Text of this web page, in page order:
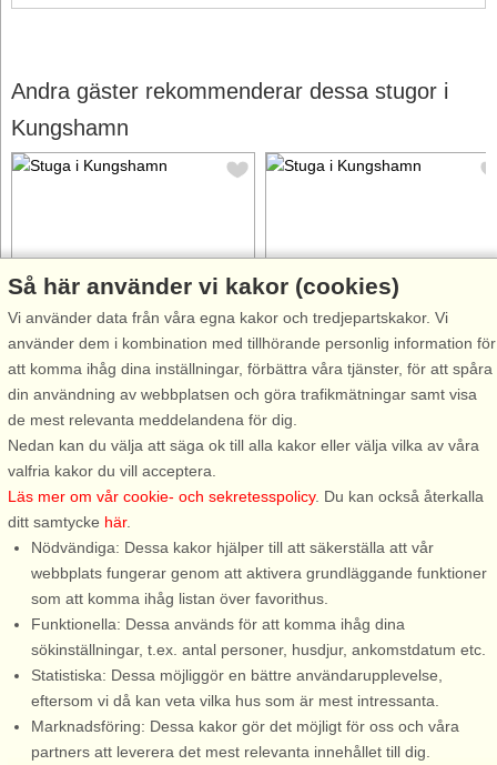
Andra gäster rekommenderar dessa stugor i
Kungshamn
Stugnr: 54620
Kungshamn
4 personer, 50 m²
700 m till sjö/hav:.
Nyrenoverat boende nära
centrum, salta bad och
sjöbodsmiljöer. Välkommen till
denna helt
nyrenoverade(2022), fräscha
och centralt belägna lägenhet
med egen entré som är en del
av en villa. Lugnt läge och ...
från 4.648 SEK
Stugnr: 62980
Kungshamn
6 personer, 100 m²
700 m till sjö/hav:.
Boende nära centrum, salta
och sjöbodsmiljöer Välkommen
belägna villa i soligt och lugnt
Kungshamns idrotts och
lekparksområde med bl ...
från 7.748 SEK
Så här använder vi kakor (cookies)
Vi använder data från våra egna kakor och tredjepartskakor. Vi
använder dem i kombination med tillhörande personlig information för
att komma ihåg dina inställningar, förbättra våra tjänster, för att spåra
din användning av webbplatsen och göra trafikmätningar samt visa
de mest relevanta meddelandena för dig.
Nedan kan du välja att säga ok till alla kakor eller välja vilka av våra
valfria kakor du vill acceptera.
Läs mer om vår cookie- och sekretesspolicy. Du kan också återkalla
ditt samtycke här.
Nödvändiga: Dessa kakor hjälper till att säkerställa att vår
webbplats fungerar genom att aktivera grundläggande funktioner
som att komma ihåg listan över favorithus.
Funktionella: Dessa används för att komma ihåg dina
sökinställningar, t.ex. antal personer, husdjur, ankomstdatum etc.
Statistiska: Dessa möjliggör en bättre användarupplevelse,
eftersom vi då kan veta vilka hus som är mest intressanta.
Marknadsföring: Dessa kakor gör det möjligt för oss och våra
partners att leverera det mest relevanta innehållet till dig.